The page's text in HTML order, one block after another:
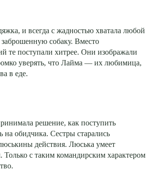
и всегда с жадностью хватала любой
собаку. Вместо
те поступали хитрее. Они изображали
уверять, что Лайма — их любимица,
в еде.
решение, как поступить
на обидчика. Сестры старались
действия. Люська умеет
Только с таким командирским характером